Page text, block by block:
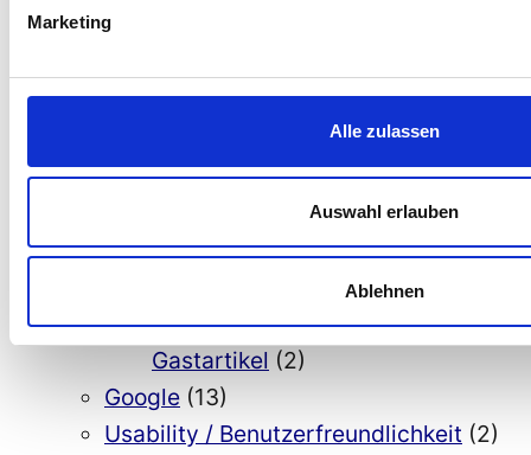
Marketing
Alle zulassen
Auswahl erlauben
Ablehnen
Barrierefreiheit bei Smartphones
Digitale Barrierefreiheit und KI(14)
Informatik inklusive(42)
Android(14)
Barrierefreiheit, Accessibility
Gastartikel (2)
Google (13)
Usability / Benutzerfreundlichkeit (2)